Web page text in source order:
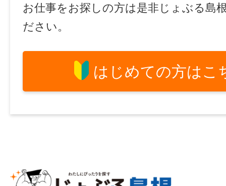
お仕事をお探しの方は是非じょぶる島
ださい。
はじめての方はこ